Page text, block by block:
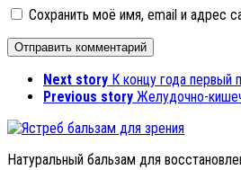
Сохранить моё имя, email и адрес
Next story К концу года первый
Previous story Желудочно-
Натуральный бальзам для